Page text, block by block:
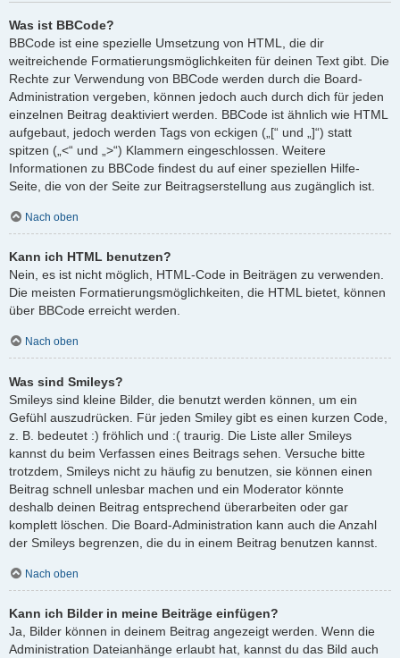
Was ist BBCode?
BBCode ist eine spezielle Umsetzung von HTML, die dir
weitreichende Formatierungsmöglichkeiten für deinen Text gibt. Die
Rechte zur Verwendung von BBCode werden durch die Board-
Administration vergeben, können jedoch auch durch dich für jeden
einzelnen Beitrag deaktiviert werden. BBCode ist ähnlich wie HTML
aufgebaut, jedoch werden Tags von eckigen („[“ und „]“) statt
spitzen („<“ und „>“) Klammern eingeschlossen. Weitere
Informationen zu BBCode findest du auf einer speziellen Hilfe-
Seite, die von der Seite zur Beitragserstellung aus zugänglich ist.
Nach oben
Kann ich HTML benutzen?
Nein, es ist nicht möglich, HTML-Code in Beiträgen zu verwenden.
Die meisten Formatierungsmöglichkeiten, die HTML bietet, können
über BBCode erreicht werden.
Nach oben
Was sind Smileys?
Smileys sind kleine Bilder, die benutzt werden können, um ein
Gefühl auszudrücken. Für jeden Smiley gibt es einen kurzen Code,
z. B. bedeutet :) fröhlich und :( traurig. Die Liste aller Smileys
kannst du beim Verfassen eines Beitrags sehen. Versuche bitte
trotzdem, Smileys nicht zu häufig zu benutzen, sie können einen
Beitrag schnell unlesbar machen und ein Moderator könnte
deshalb deinen Beitrag entsprechend überarbeiten oder gar
komplett löschen. Die Board-Administration kann auch die Anzahl
der Smileys begrenzen, die du in einem Beitrag benutzen kannst.
Nach oben
Kann ich Bilder in meine Beiträge einfügen?
Ja, Bilder können in deinem Beitrag angezeigt werden. Wenn die
Administration Dateianhänge erlaubt hat, kannst du das Bild auch